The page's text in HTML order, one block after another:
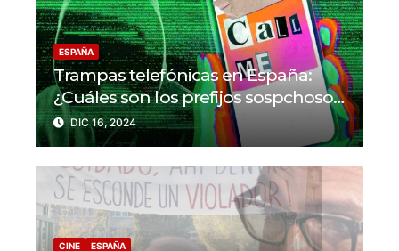
ESPAÑA
Trampas telefónicas en España:
¿Cuáles son los prefijos sospchosos
a evitar?
DIC 16, 2024
CINE ESPAÑA